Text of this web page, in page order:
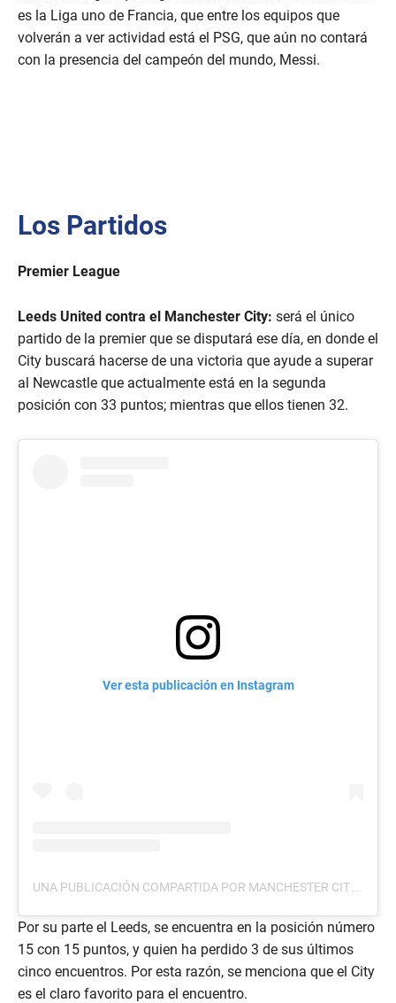
es la Liga uno de Francia, que entre los equipos que
volverán a ver actividad está el PSG, que aún no contará
con la presencia del campeón del mundo, Messi.
Los Partidos
Premier League
Leeds United contra el Manchester City: será el único
partido de la premier que se disputará ese día, en donde el
City buscará hacerse de una victoria que ayude a superar
al Newcastle que actualmente está en la segunda
posición con 33 puntos; mientras que ellos tienen 32.
Ver esta publicación en Instagram
UNA PUBLICACIÓN COMPARTIDA POR MANCHESTER CITY (@MANCITY)
Por su parte el Leeds, se encuentra en la posición número
15 con 15 puntos, y quien ha perdido 3 de sus últimos
cinco encuentros. Por esta razón, se menciona que el City
es el claro favorito para el encuentro.